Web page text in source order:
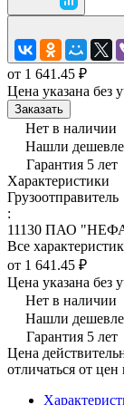
от 1 641.45 ₽
Цена указана без
Заказать
Нет в наличии
Нашли
Гарантия 5 лет
Характеристики
Грузоотправитель
:
11130 ПАО
Все
от 1 641.45 ₽
Цена указана без
Нет в наличии
Нашли
Гарантия 5 лет
Цена
отличаться от